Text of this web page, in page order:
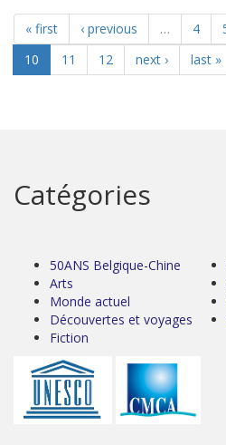
« first ‹ previous … 4
10
11 12 next › last »
Catégories
50ANS Belgique-Chine
Arts
Monde actuel
Découvertes et voyages
Fiction